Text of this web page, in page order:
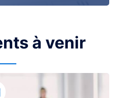
à venir
Ajouter à l’agenda